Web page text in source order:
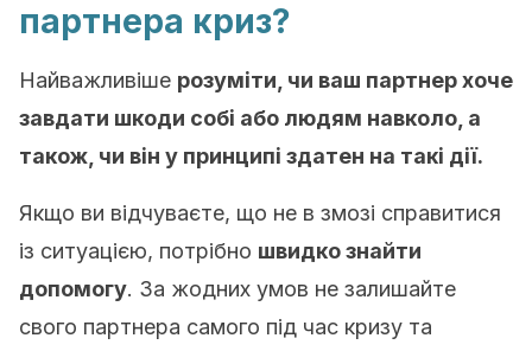
партнера криз?
Найважливіше розуміти, чи ваш партнер хоче
завдати шкоди собі або людям навколо, а
також, чи він у принципі здатен на такі дії.
Якщо ви відчуваєте, що не в змозі справитися
із ситуацією, потрібно швидко знайти
допомогу. За жодних умов не залишайте
свого партнера самого під час кризу та